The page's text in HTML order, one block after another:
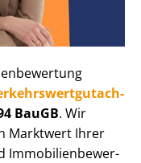
BauGB. Wir
Marktwert Ihrer
Im­mo­bi­li­en­be­wer­